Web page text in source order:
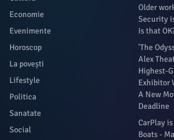
Economie
Evenimente
Horoscop
La povești
Lifestyle
Politica
Sanatate
Social
Older
Security
Is that
'The
Alex
Highest-
Exhibitor
A New
Deadline
CarPlay
Boats -